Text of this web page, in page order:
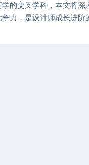
的交叉学科，本文将
力，是设计师成长进阶